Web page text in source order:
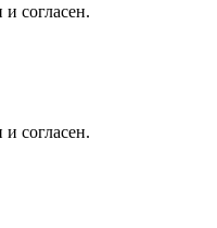
согласен.
согласен.